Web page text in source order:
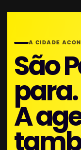
A CIDADE
São
para.
A